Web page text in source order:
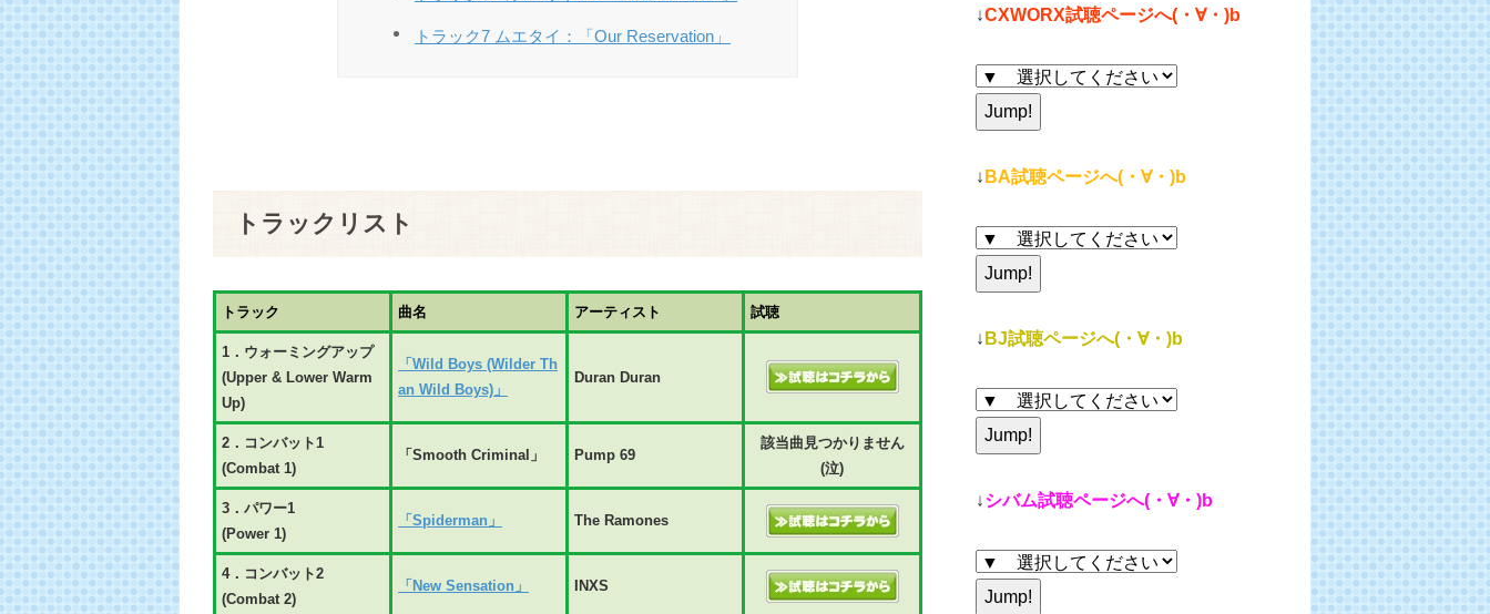
トラック7 ムエタイ：「Our Reservation」
トラックリスト
トラック 曲名 アーティスト 試聴
1．ウォーミングアップ
(Upper & Lower Warm
Up)
「Wild Boys (Wilder Th
an Wild Boys)」
Duran Duran
2．コンバット1
(Combat 1)
「Smooth Criminal」 Pump 69
該当曲見つかりません
(泣)
3．パワー1
(Power 1)
「Spiderman」 The Ramones
4．コンバット2
(Combat 2)
「New Sensation」 INXS
↓CXWORX試聴ページへ(・∀・)b
↓ BA試聴ページへ(・∀・)b
↓ BJ試聴ページへ(・∀・)b
↓シバム試聴ページへ(・∀・)b